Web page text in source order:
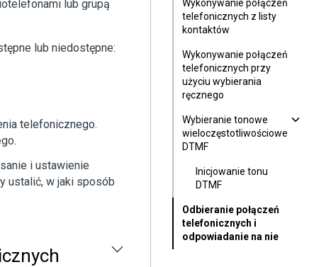
lub grupą
lub niedostępne:
telefonicznego.
i ustawienie
ustalić, w jaki sposób
Wykonywanie połączeń
telefonicznych z listy
kontaktów
Wykonywanie połączeń
telefonicznych przy
użyciu wybierania
ręcznego
Wybieranie tonowe
wieloczęstotliwościowe
DTMF
Inicjowanie tonu
DTMF
Odbieranie połączeń
telefonicznych i
odpowiadanie na nie